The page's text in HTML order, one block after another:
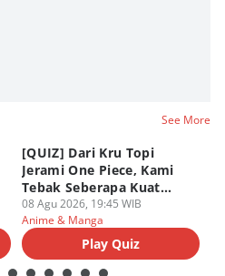
See More
[QUIZ] Dari Kru Topi
Jerami One Piece, Kami
Tebak Seberapa Kuat
Mentalmu
08 Agu 2026, 19:45 WIB
Anime & Manga
Play Quiz